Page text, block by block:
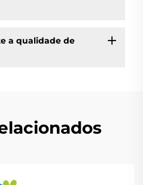
a qualidade de